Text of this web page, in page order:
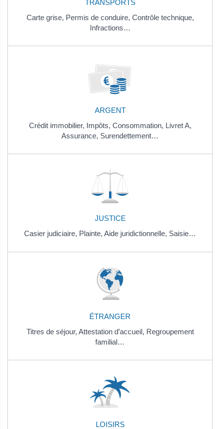
TRANSPORTS
Carte grise, Permis de conduire, Contrôle technique,
Infractions…
ARGENT
Crédit immobilier, Impôts, Consommation, Livret A,
Assurance, Surendettement…
JUSTICE
Casier judiciaire, Plainte, Aide juridictionnelle, Saisie…
ÉTRANGER
Titres de séjour, Attestation d’accueil, Regroupement
familial…
LOISIRS